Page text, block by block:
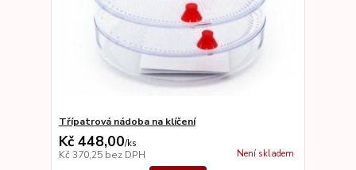
Třípatrová nádoba na klíčení
Kč 448,00/ks
Kč 370,25 bez DPH Není skladem